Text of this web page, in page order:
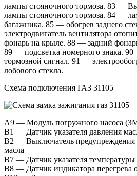
лампы стояночного тормоза. 83 —
лампы стояночного тормоза. 84 —
багажника. 85 — обогрев заднего
электродвигатель вентилятора
фонарь на крыле. 88 — задний
89 — подсветка номерного знака.
тормозной сигнал. 91 —
лобового стекла.
Схема подключения ГАЗ 31105
А9 — Модуль погружного насоса
B1 — Датчик указателя давления
B2 — Выключатель предупреждения
масла
B7 — Датчик указателя
B8 — Датчик индикатора перегрева